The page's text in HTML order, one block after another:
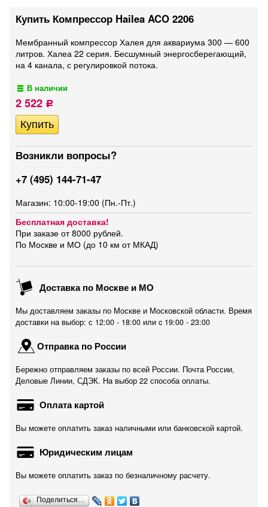
Купить Компрессор Hailea ACO 2206
Мембранный компрессор Халея для аквариума 300 — 600
литров. Халеа 22 серия. Бесшумный энергосберегающий,
на 4 канала, с регулировкой потока.
В наличии
2 522 Р
Возникли вопросы?
+7 (495) 144-71-47
Магазин: 10:00-19:00 (Пн.-Пт.)
Бесплатная доставка!
При заказе от 8000 рублей.
По Москве и МО (до 10 км от МКАД)
Доставка по Москве и МО
Мы доставляем заказы по Москве и Московской области. Время
доставки на выбор: с 12:00 - 18:00 или c 19:00 - 23:00
Отправка по России
Бережно отправляем заказы по всей России. Почта России,
Деловые Линии, СДЭК. На выбор 22 способа оплаты.
Оплата картой
Вы можете оплатить заказ наличными или банковской картой.
Юридическим лицам
Вы можете оплатить заказ по безналичному расчету.
Поделиться…